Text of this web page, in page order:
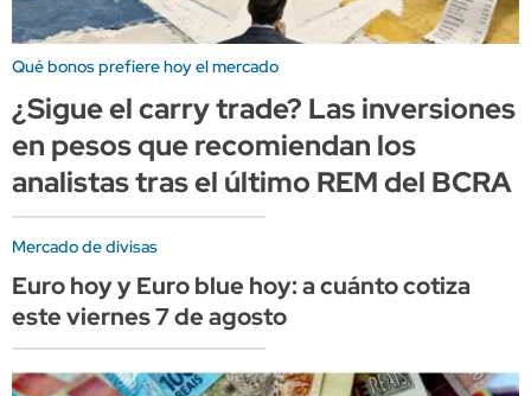
Qué bonos prefiere hoy el mercado
¿Sigue el carry trade? Las inversiones
en pesos que recomiendan los
analistas tras el último REM del BCRA
Mercado de divisas
Euro hoy y Euro blue hoy: a cuánto cotiza
este viernes 7 de agosto